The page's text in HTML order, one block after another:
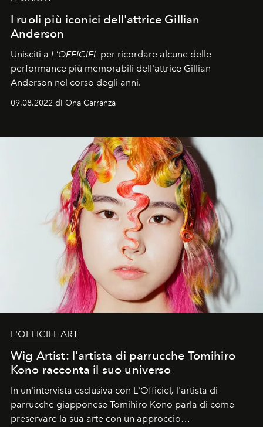
I ruoli più iconici dell'attrice Gillian
Anderson
Unisciti a L'OFFICIEL per ricordare alcune delle
performance più memorabili dell'attrice Gillian
Anderson nel corso degli anni.
09.08.2022 di Ona Carranza
L'OFFICIEL ART
Wig Artist: l'artista di parrucche Tomihiro
Kono racconta il suo universo
In un'intervista esclusiva con L'Officiel, l'artista di
parrucche giapponese Tomihiro Kono parla di come
preservare la sua arte con un approccio